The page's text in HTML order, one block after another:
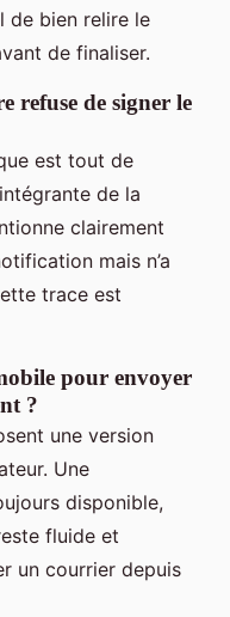
de bien relire le
de finaliser.
refuse de signer le
est tout de
de la
clairement
mais n’a
trace est
pour envoyer
?
une version
Une
disponible,
fluide et
un courrier depuis